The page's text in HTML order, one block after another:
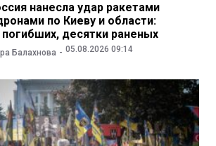
нанесла удар ракетами
по Киеву и области:
погибших, десятки раненых
Балахнова 05.08.2026 09:14